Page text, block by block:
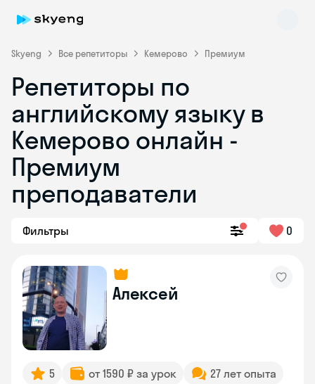
Skyeng Все репетиторы Кемерово Премиум
Репетиторы по
английскому языку в
Кемерово онлайн -
Премиум
преподаватели
Фильтры 0
Алексей
5 от 1590 ₽ за урок
27 лет опыта
Skyeng Chat
online